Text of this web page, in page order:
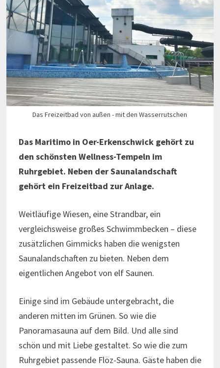
Das Freizeitbad von außen - mit den Wasserrutschen
Das Maritimo in Oer-Erkenschwick gehört zu
den schönsten Wellness-Tempeln im
Ruhrgebiet. Neben der Saunalandschaft
gehört ein Freizeitbad zur Anlage.
Weitläufige Wiesen, eine Strandbar, ein
vergleichsweise großes Schwimmbecken – diese
zusätzlichen Gimmicks haben die wenigsten
Saunalandschaften zu bieten. Neben dem
eigentlichen Angebot von elf Saunen.
Einige sind im Gebäude untergebracht, die
anderen mitten im Grünen. So wie die
Panoramasauna auf dem Bild. Und alle sind
schön und mit Liebe gestaltet. So wie die zum
Ruhrgebiet passende Flöz-Sauna. Gäste haben die